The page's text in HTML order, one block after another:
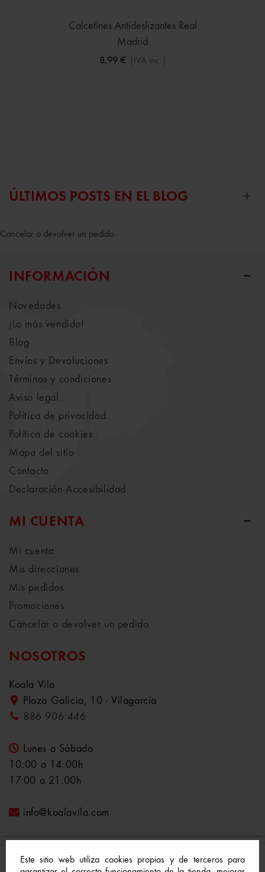
Este sitio web utiliza cookies propias y de terceros para
Calcetines Antideslizantes Real
Madrid
8,99 € (IVA inc.)
ÚLTIMOS POSTS EN EL BLOG
Cancelar o devolver un pedido
INFORMACIÓN
Novedades
¡Lo más vendido!
Blog
Envíos y Devoluciones
Términos y condiciones
Aviso legal
Política de privacidad
Política de cookies
Mapa del sitio
Contacto
Declaración Accesibilidad
MI CUENTA
Mi cuenta
Mis direcciones
Mis pedidos
Promociones
Cancelar o devolver un pedido
NOSOTROS
Koala Vila
Plaza Galicia, 10 - Vilagarcía
886 906 446
Lunes a Sábado
10:00 a 14:00h
17:00 a 21:00h
info@koalavila.com